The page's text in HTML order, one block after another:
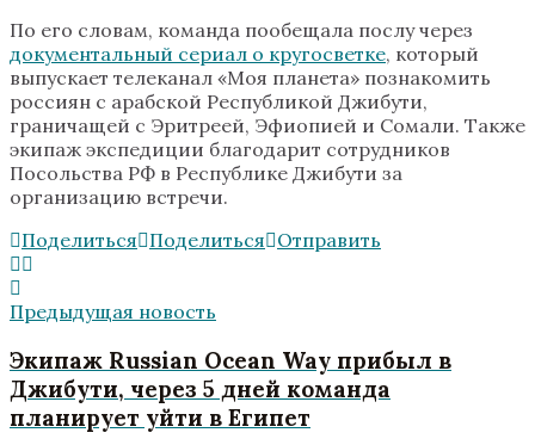
По его словам, команда пообещала послу через
документальный сериал о кругосветке, который
выпускает телеканал «Моя планета» познакомить
россиян с арабской Республикой Джибути,
граничащей с Эритреей, Эфиопией и Сомали. Также
экипаж экспедиции благодарит сотрудников
Посольства РФ в Республике Джибути за
организацию встречи.
Поделиться Поделиться Отправить
Предыдущая новость
Экипаж Russian Ocean Way прибыл в
Джибути, через 5 дней команда
планирует уйти в Египет